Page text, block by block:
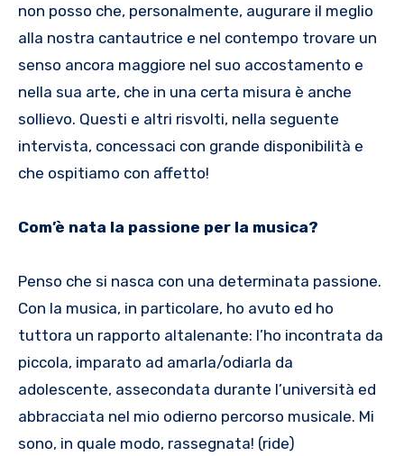
non posso che, personalmente, augurare il meglio
alla nostra cantautrice e nel contempo trovare un
senso ancora maggiore nel suo accostamento e
nella sua arte, che in una certa misura è anche
sollievo. Questi e altri risvolti, nella seguente
intervista, concessaci con grande disponibilità e
che ospitiamo con affetto!
Com’è nata la passione per la musica?
Penso che si nasca con una determinata passione.
Con la musica, in particolare, ho avuto ed ho
tuttora un rapporto altalenante: l’ho incontrata da
piccola, imparato ad amarla/odiarla da
adolescente, assecondata durante l’università ed
abbracciata nel mio odierno percorso musicale. Mi
sono, in quale modo, rassegnata! (ride)